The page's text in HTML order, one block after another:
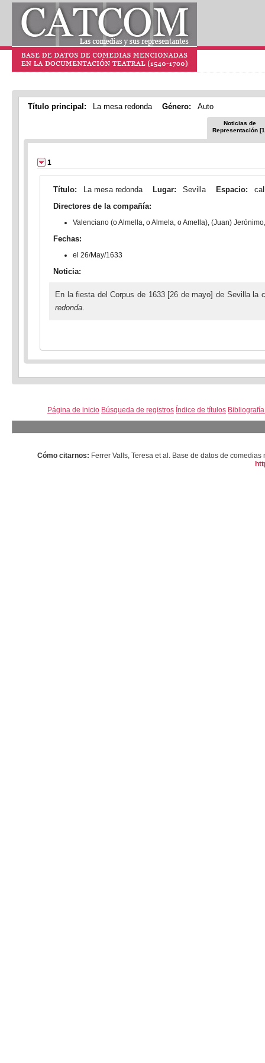
Título principal: La mesa redonda Género: Auto
Noticias de
Representación
1
Título: La mesa redonda Lugar: Sevilla Espacio:
Directores de la compañía:
Valenciano (o Almella, o Almela, o Amella), (Juan)
Fechas:
el 26/May/1633
Noticia:
En la fiesta del Corpus de 1633 [26 de mayo] de Sevilla
redonda.
Página de inicio Búsqueda de registros Índice de títulos
Cómo citarnos: Ferrer Valls, Teresa et al. Base de datos de